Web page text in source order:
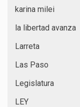
karina milei
la libertad avanza
Larreta
Las Paso
Legislatura
LEY